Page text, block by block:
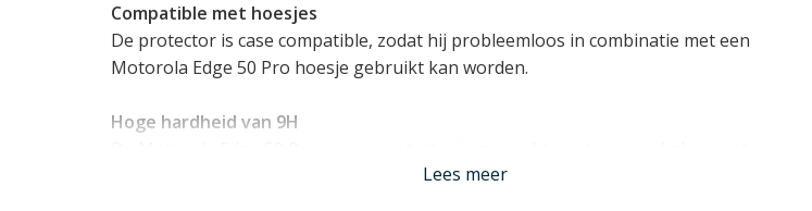
Compatible met hoesjes
De protector is case compatible, zodat hij probleemloos in combinatie met een
Motorola Edge 50 Pro hoesje gebruikt kan worden.
Hoge hardheid van 9H
hardheid van 9H. Dit betekent dat het geharde glas extreem krasbestendig is en in
Lees meer